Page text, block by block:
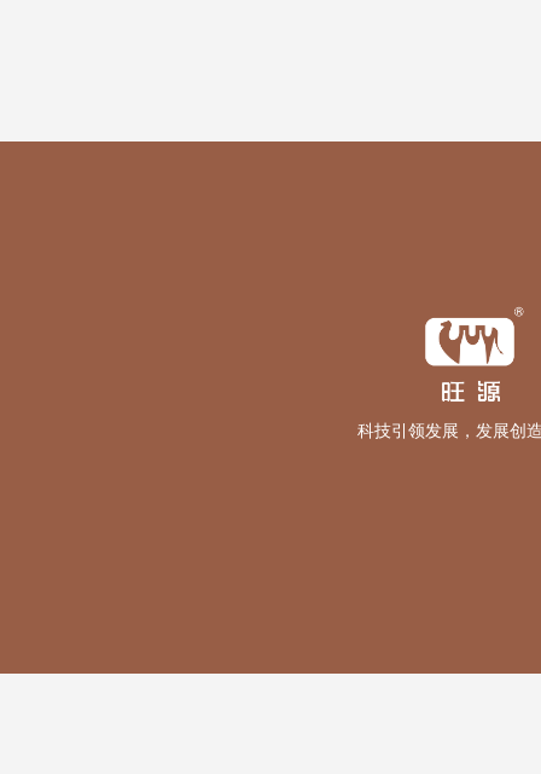
科技引领发展，发展创